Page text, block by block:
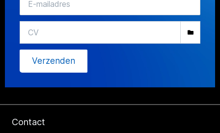
Verzenden
Contact